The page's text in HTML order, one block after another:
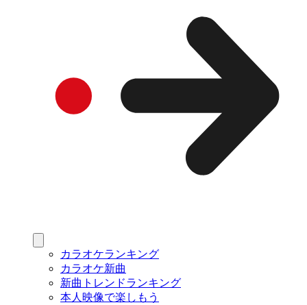
カラオケランキング
カラオケ新曲
新曲トレンドランキング
本人映像で楽しもう